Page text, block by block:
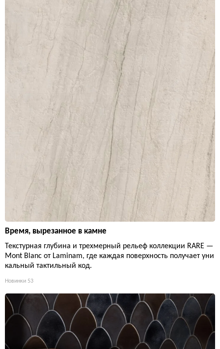
Время, вырезанное в камне
Текстурная глубина и трехмерный рельеф коллекции RARE —
Mont Blanc от Laminam, где каждая поверхность получает уни
кальный тактильный код.
Новинки 53